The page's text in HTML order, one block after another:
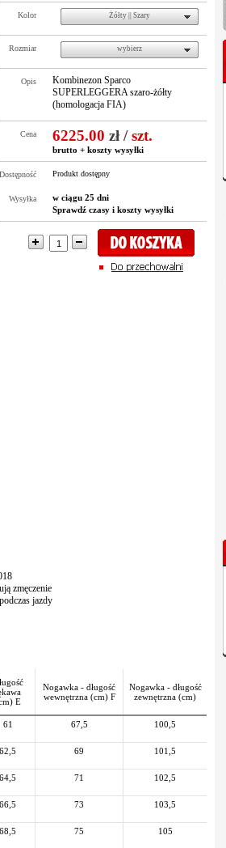
Kolor Żółty || Szary
Rozmiar wybierz
Opis
Kombinezon Sparco
SUPERLEGGERA szaro-żółty
(homologacja FIA)
Cena 6225.00 zł/szt.
brutto + koszty wysyłki
Dostępność Produkt dostępny
Wysyłka
w ciągu 25 dni
Sprawdź czasy i koszty wysyłki
zmęczenie
jazdy
E
Nogawka - długość
wewnętrzna (cm) F
Nogawka - długość
zewnętrzna (cm)
61 67,5 100,5
62,5 69 101,5
64,5 71 102,5
66,5 73 103,5
68,5 75 105